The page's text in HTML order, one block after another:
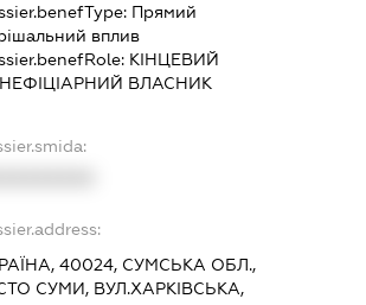
Прямий
вплив
КІНЦЕВИЙ
ВЛАСНИК
40024, СУМСЬКА ОБЛ.,
СУМИ, ВУЛ.ХАРКІВСЬКА,